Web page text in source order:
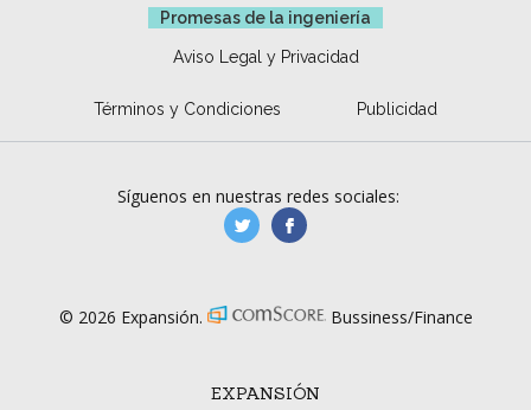
Promesas de la ingeniería
Aviso Legal y Privacidad
Términos y Condiciones Publicidad
EXPANSIÓN
Síguenos en nuestras redes sociales:
manufacturaGE
© 2026 Expansión. Bussiness/Finance